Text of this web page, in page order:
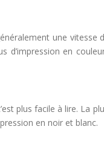
une vitesse
d’impression en
plus facile à lire. La
en noir et blanc.